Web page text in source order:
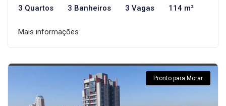
3 Quartos 3 Banheiros 3 Vagas 114 m²
Mais informações
Pronto para Morar